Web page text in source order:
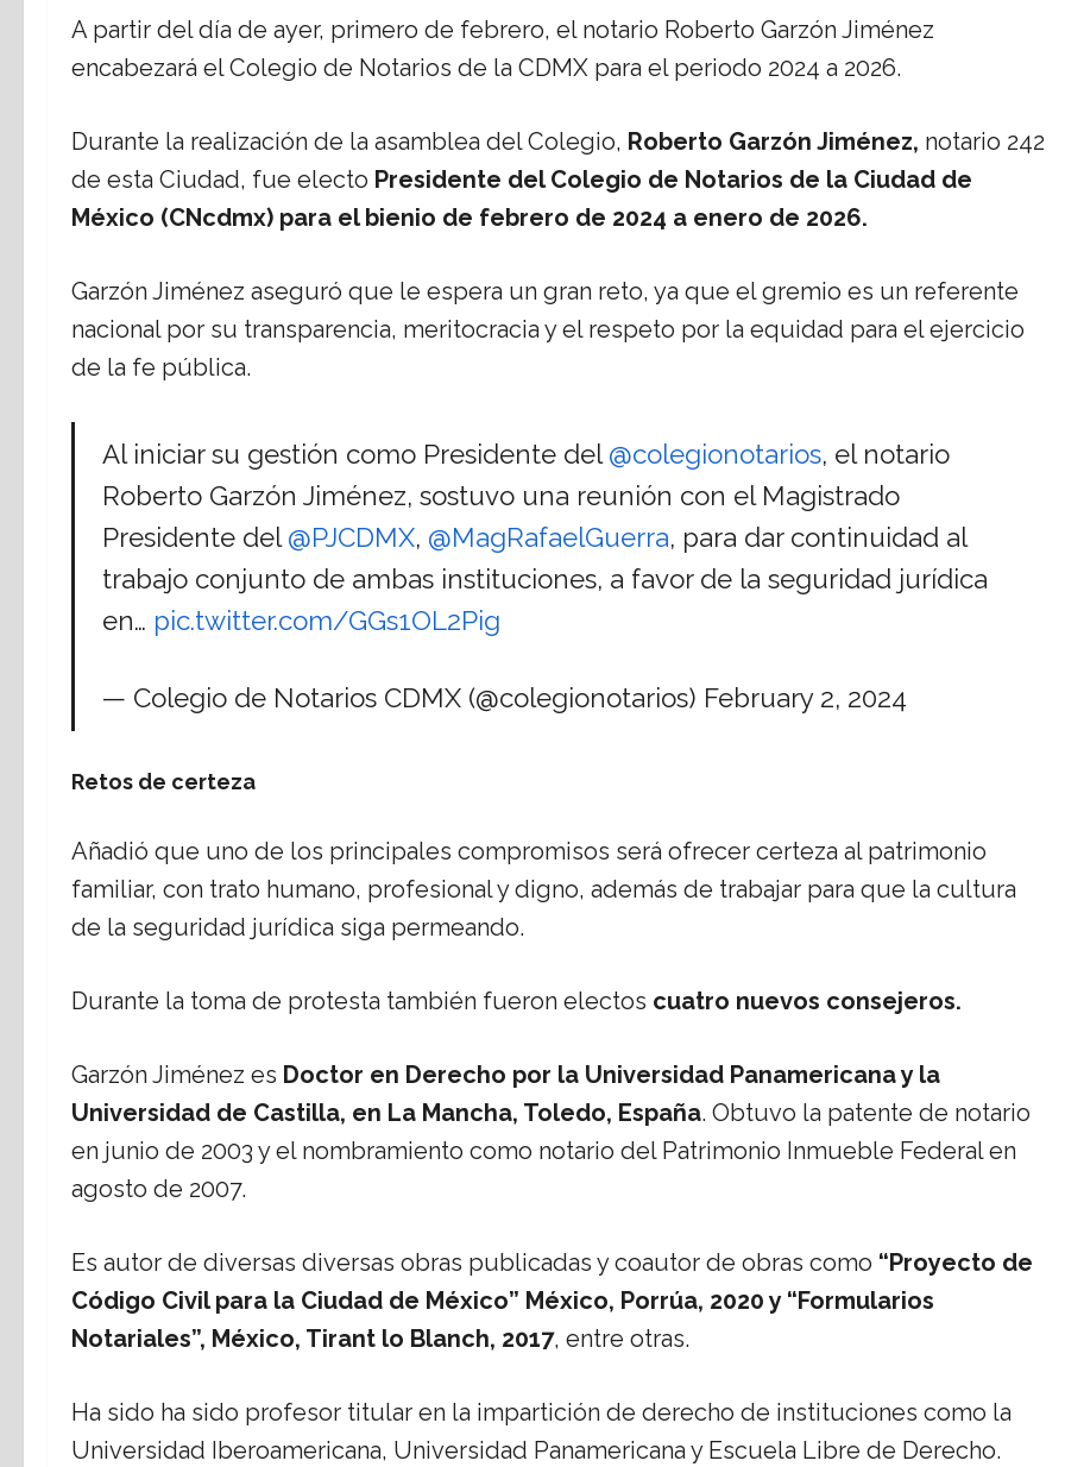
A partir del día de ayer, primero de febrero, el notario Roberto Garzón Jiménez
encabezará el Colegio de Notarios de la CDMX para el periodo 2024 a 2026.
Durante la realización de la asamblea del Colegio, Roberto Garzón Jiménez, notario 242
de esta Ciudad, fue electo Presidente del Colegio de Notarios de la Ciudad de
México (CNcdmx) para el bienio de febrero de 2024 a enero de 2026.
Garzón Jiménez aseguró que le espera un gran reto, ya que el gremio es un referente
nacional por su transparencia, meritocracia y el respeto por la equidad para el ejercicio
de la fe pública.
Al iniciar su gestión como Presidente del@colegionotarios, el notario
Roberto Garzón Jiménez, sostuvo una reunión con el Magistrado
Presidente del@PJCDMX, @MagRafaelGuerra, para dar continuidad al
trabajo conjunto de ambas instituciones, a favor de la seguridad jurídica
en… pic.twitter.com/GGs1OL2Pig
— Colegio de Notarios CDMX (@colegionotarios) February 2, 2024
Retos de certeza
Añadió que uno de los principales compromisos será ofrecer certeza al patrimonio
familiar, con trato humano, profesional y digno, además de trabajar para que la cultura
de la seguridad jurídica siga permeando.
Durante la toma de protesta también fueron electos cuatro nuevos consejeros.
Garzón Jiménez es Doctor en Derecho por la Universidad Panamericana y la
Universidad de Castilla, en La Mancha, Toledo, España. Obtuvo la patente de notario
en junio de 2003 y el nombramiento como notario del Patrimonio Inmueble Federal en
agosto de 2007.
Es autor de diversas diversas obras publicadas y coautor de obras como “Proyecto de
Código Civil para la Ciudad de México” México, Porrúa, 2020 y “Formularios
Notariales”, México, Tirant lo Blanch, 2017, entre otras.
Ha sido ha sido profesor titular en la impartición de derecho de instituciones como la
Universidad Iberoamericana, Universidad Panamericana y Escuela Libre de Derecho.